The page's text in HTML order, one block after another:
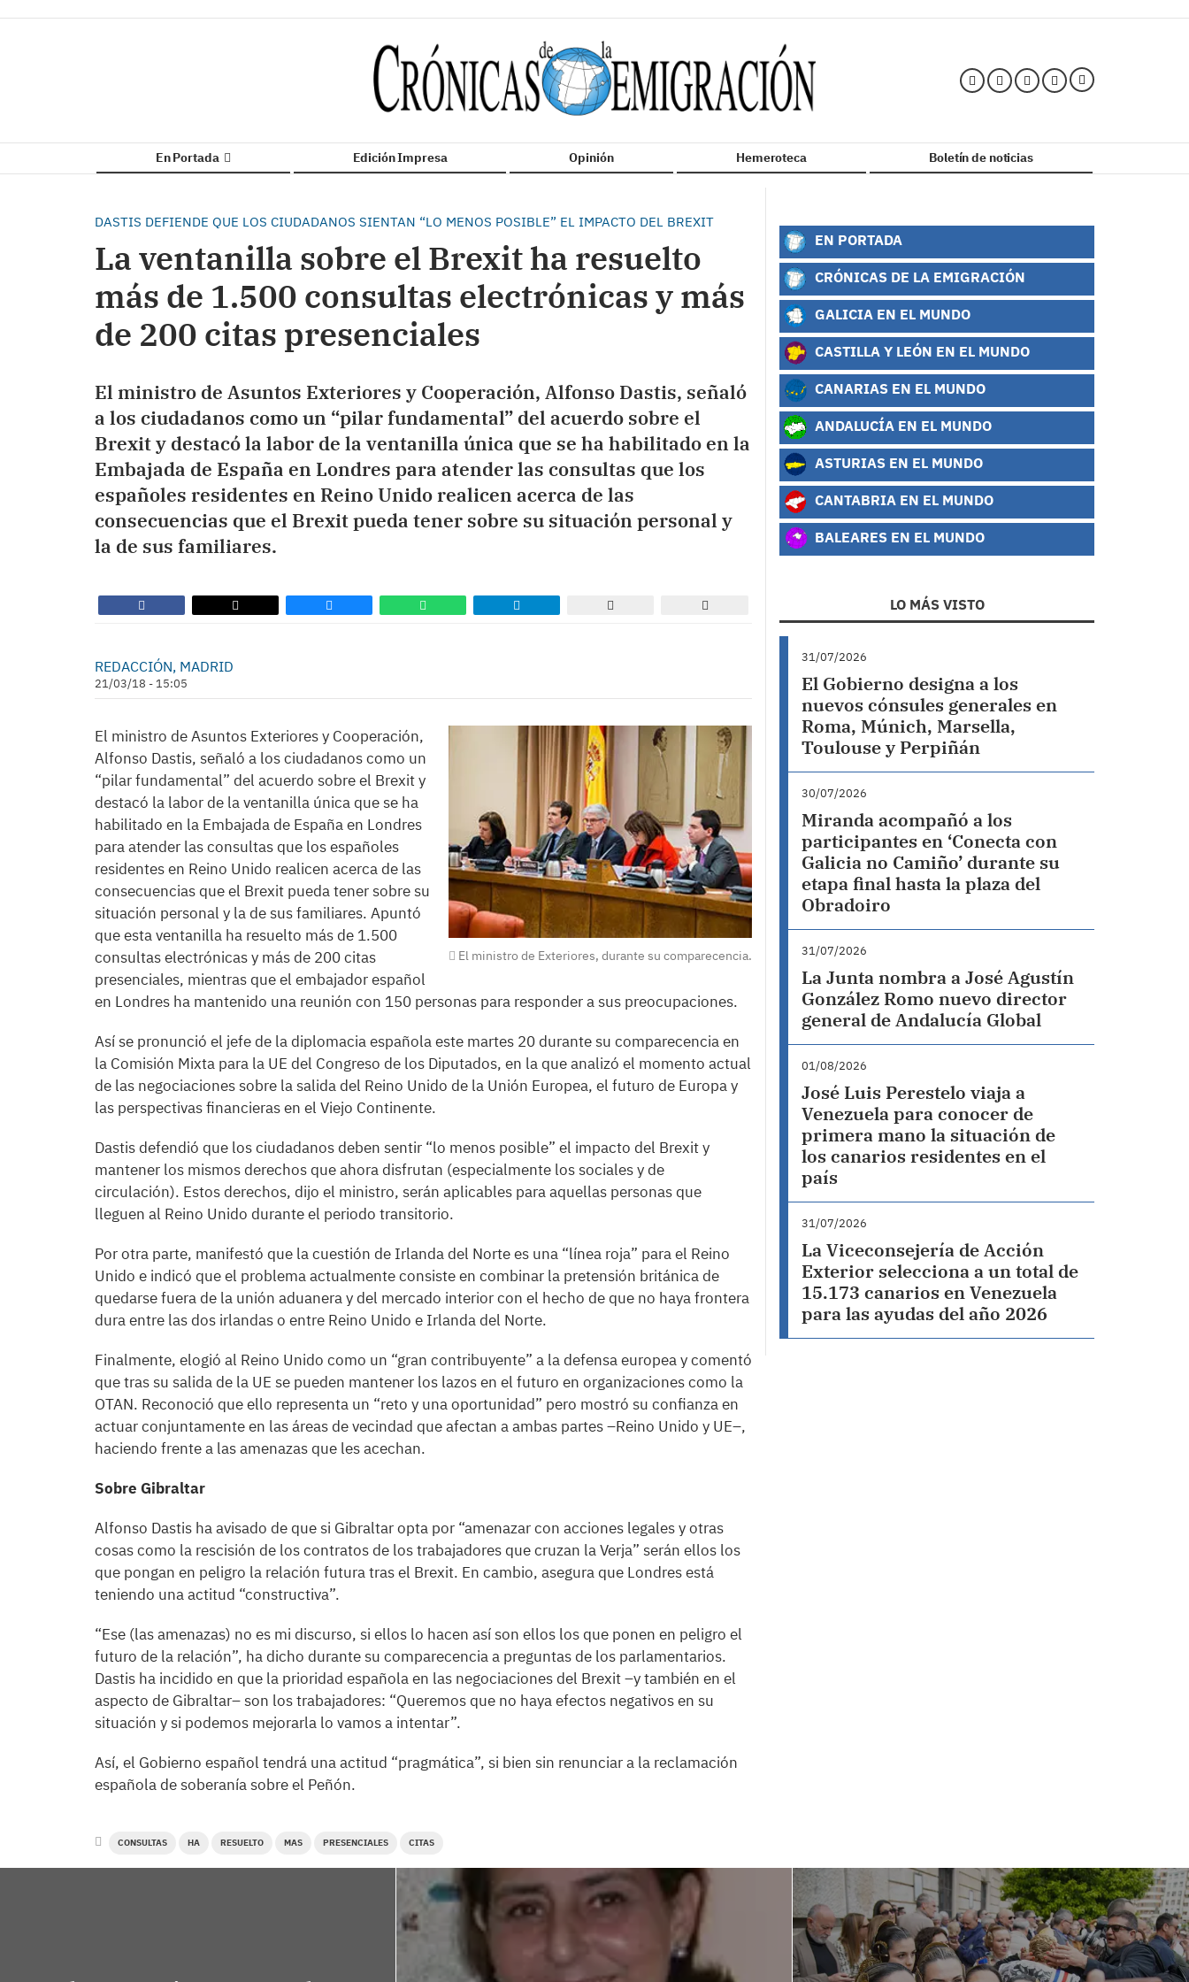
En Portada Edición Impresa Opinión Hemeroteca Boletín de noticias
DASTIS DEFIENDE QUE LOS CIUDADANOS SIENTAN “LO MENOS POSIBLE” EL IMPACTO DEL BREXIT
La ventanilla sobre el Brexit ha resuelto
más de 1.500 consultas electrónicas y más
de 200 citas presenciales
El ministro de Asuntos Exteriores y Cooperación, Alfonso Dastis, señaló
a los ciudadanos como un “pilar fundamental” del acuerdo sobre el
Brexit y destacó la labor de la ventanilla única que se ha habilitado en la
Embajada de España en Londres para atender las consultas que los
españoles residentes en Reino Unido realicen acerca de las
consecuencias que el Brexit pueda tener sobre su situación personal y
la de sus familiares.
REDACCIÓN, MADRID
21/03/18 - 15:05
El ministro de Exteriores, durante su comparecencia.
El ministro de Asuntos Exteriores y Cooperación,
Alfonso Dastis, señaló a los ciudadanos como un
“pilar fundamental” del acuerdo sobre el Brexit y
destacó la labor de la ventanilla única que se ha
habilitado en la Embajada de España en Londres
para atender las consultas que los españoles
residentes en Reino Unido realicen acerca de las
consecuencias que el Brexit pueda tener sobre su
situación personal y la de sus familiares. Apuntó
que esta ventanilla ha resuelto más de 1.500
consultas electrónicas y más de 200 citas
presenciales, mientras que el embajador español
en Londres ha mantenido una reunión con 150 personas para responder a sus preocupaciones.
Así se pronunció el jefe de la diplomacia española este martes 20 durante su comparecencia en
la Comisión Mixta para la UE del Congreso de los Diputados, en la que analizó el momento actual
de las negociaciones sobre la salida del Reino Unido de la Unión Europea, el futuro de Europa y
las perspectivas financieras en el Viejo Continente.
Dastis defendió que los ciudadanos deben sentir “lo menos posible” el impacto del Brexit y
mantener los mismos derechos que ahora disfrutan (especialmente los sociales y de
circulación). Estos derechos, dijo el ministro, serán aplicables para aquellas personas que
lleguen al Reino Unido durante el periodo transitorio.
Por otra parte, manifestó que la cuestión de Irlanda del Norte es una “línea roja” para el Reino
Unido e indicó que el problema actualmente consiste en combinar la pretensión británica de
quedarse fuera de la unión aduanera y del mercado interior con el hecho de que no haya frontera
dura entre las dos irlandas o entre Reino Unido e Irlanda del Norte.
Finalmente, elogió al Reino Unido como un “gran contribuyente” a la defensa europea y comentó
que tras su salida de la UE se pueden mantener los lazos en el futuro en organizaciones como la
OTAN. Reconoció que ello representa un “reto y una oportunidad” pero mostró su confianza en
actuar conjuntamente en las áreas de vecindad que afectan a ambas partes –Reino Unido y UE–,
haciendo frente a las amenazas que les acechan.
Sobre Gibraltar
Alfonso Dastis ha avisado de que si Gibraltar opta por “amenazar con acciones legales y otras
cosas como la rescisión de los contratos de los trabajadores que cruzan la Verja” serán ellos los
que pongan en peligro la relación futura tras el Brexit. En cambio, asegura que Londres está
teniendo una actitud “constructiva”.
“Ese (las amenazas) no es mi discurso, si ellos lo hacen así son ellos los que ponen en peligro el
futuro de la relación”, ha dicho durante su comparecencia a preguntas de los parlamentarios.
Dastis ha incidido en que la prioridad española en las negociaciones del Brexit –y también en el
aspecto de Gibraltar– son los trabajadores: “Queremos que no haya efectos negativos en su
situación y si podemos mejorarla lo vamos a intentar”.
Así, el Gobierno español tendrá una actitud “pragmática”, si bien sin renunciar a la reclamación
española de soberanía sobre el Peñón.
CONSULTAS HA RESUELTO MAS PRESENCIALES CITAS
EN PORTADA
CRÓNICAS DE LA EMIGRACIÓN
GALICIA EN EL MUNDO
CASTILLA Y LEÓN EN EL MUNDO
CANARIAS EN EL MUNDO
ANDALUCÍA EN EL MUNDO
ASTURIAS EN EL MUNDO
CANTABRIA EN EL MUNDO
BALEARES EN EL MUNDO
LO MÁS VISTO
31/07/2026
El Gobierno designa a los
nuevos cónsules generales en
Roma, Múnich, Marsella,
Toulouse y Perpiñán
30/07/2026
Miranda acompañó a los
participantes en ‘Conecta con
Galicia no Camiño’ durante su
etapa final hasta la plaza del
Obradoiro
31/07/2026
La Junta nombra a José Agustín
González Romo nuevo director
general de Andalucía Global
01/08/2026
José Luis Perestelo viaja a
Venezuela para conocer de
primera mano la situación de
los canarios residentes en el
país
31/07/2026
La Viceconsejería de Acción
Exterior selecciona a un total de
15.173 canarios en Venezuela
para las ayudas del año 2026